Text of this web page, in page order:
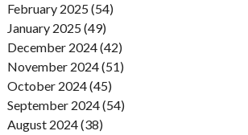
February 2025 (54)
January 2025 (49)
December 2024 (42)
November 2024 (51)
October 2024 (45)
September 2024 (54)
August 2024 (38)